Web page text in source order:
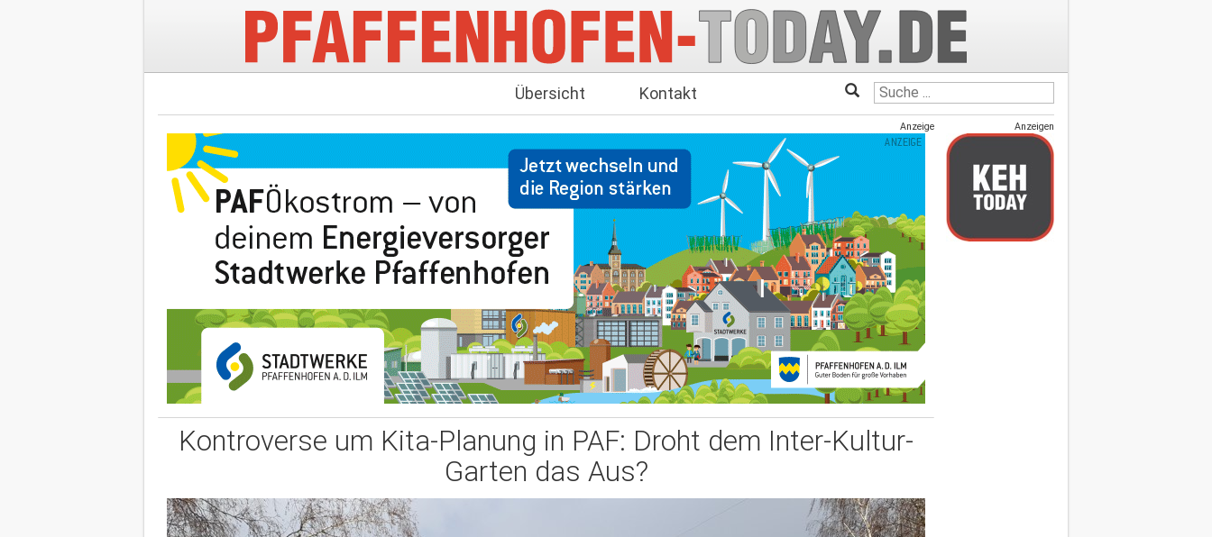
Übersicht Kontakt
Anzeige
Kontroverse um Kita-Planung in PAF: Droht dem Inter-Kultur-
Garten das Aus?
Anzeigen